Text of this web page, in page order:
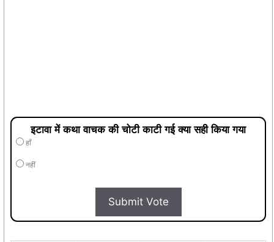
इटावा में कथा वाचक की चोटी काटी गई क्या सही किया गया
हाँ
नहीं
Submit Vote